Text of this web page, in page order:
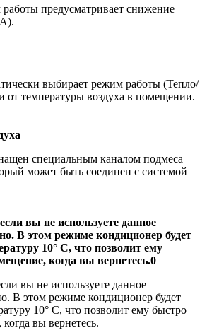
предусматривает снижение
выбирает режим работы (Тепло/
от температуры воздуха в помещении.
специальным каналом подмеса
может быть соединен с системой
вы не используете данное
В этом режиме кондиционер будет
10° С, что позволит ему
когда вы вернетесь.0
вы не используете данное
В этом режиме кондиционер будет
10° С, что позволит ему быстро
вы вернетесь.